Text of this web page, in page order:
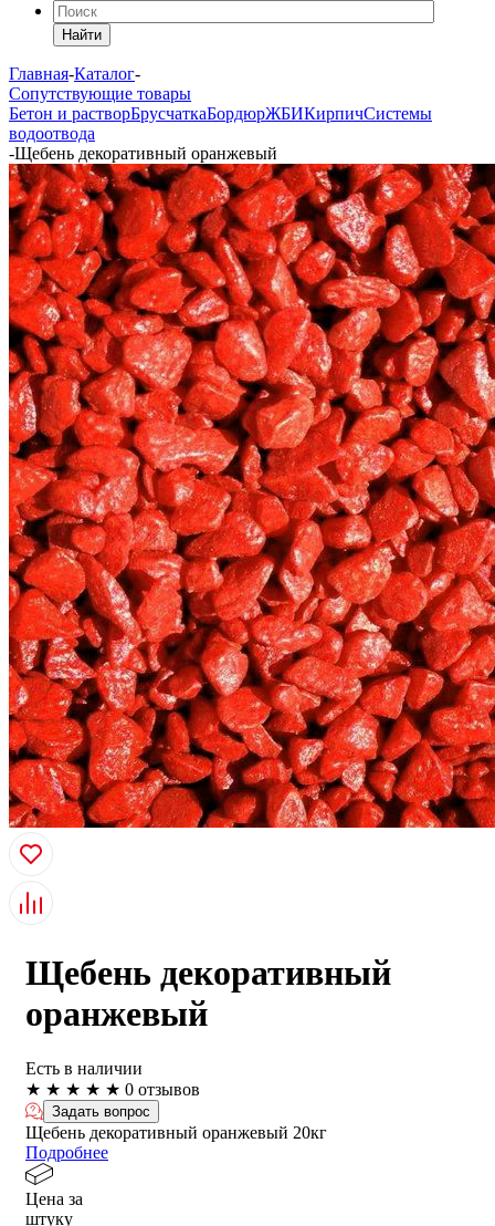
Найти
Главная-Каталог-
Сопутствующие товары
Бетон и растворБрусчаткаБордюрЖБИКирпичСистемы
водоотвода
-Щебень декоративный оранжевый
Щебень декоративный
оранжевый
Есть в наличии
★ ★ ★ ★ ★ 0 отзывов
Задать вопрос
Щебень декоративный оранжевый 20кг
Подробнее
Цена за
штуку